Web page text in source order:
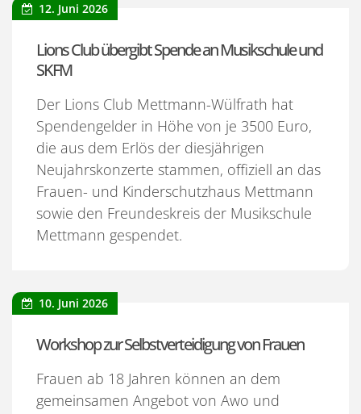
Lions Club übergibt Spende an Musikschule und
SKFM
12. Juni 2026
Der Lions Club Mettmann-Wülfrath hat
Spendengelder in Höhe von je 3500 Euro,
die aus dem Erlös der diesjährigen
Neujahrskonzerte stammen, offiziell an das
Frauen- und Kinderschutzhaus Mettmann
sowie den Freundeskreis der Musikschule
Mettmann gespendet.
Workshop zur Selbstverteidigung von Frauen
10. Juni 2026
Frauen ab 18 Jahren können an dem
gemeinsamen Angebot von Awo und